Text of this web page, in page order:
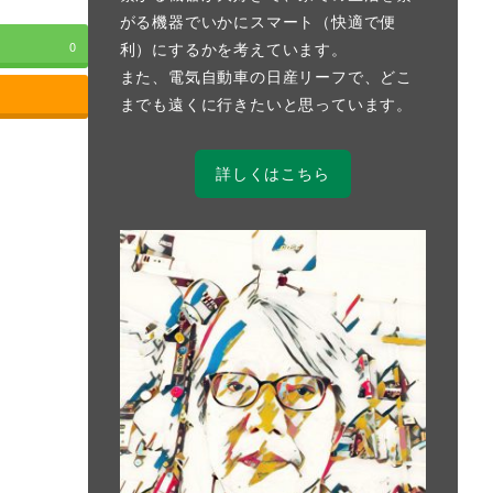
0
がる機器でいかにスマート（快適で便
利）にするかを考えています。
また、電気自動車の日産リーフで、どこ
までも遠くに行きたいと思っています。
詳しくはこちら